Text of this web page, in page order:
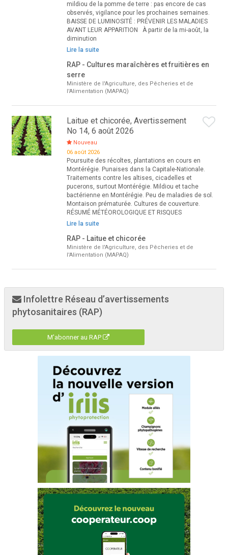
mildiou de la pomme de terre : pas encore de cas
observés, vigilance pour les prochaines semaines.
BAISSE DE LUMINOSITÉ : PRÉVENIR LES MALADIES
AVANT LEUR APPARITION À partir de la mi-août, la
diminution
Lire la suite
RAP - Cultures maraîchères et fruitières en
serre
Ministère de l'Agriculture, des Pêcheries et de
l'Alimentation (MAPAQ)
Laitue et chicorée, Avertissement
No 14, 6 août 2026
Nouveau
06 août 2026
Poursuite des récoltes, plantations en cours en
Montérégie. Punaises dans la Capitale-Nationale.
Traitements contre les altises, cicadelles et
pucerons, surtout Montérégie. Mildiou et tache
bactérienne en Montérégie. Peu de maladies de sol.
Montaison prématurée. Cultures de couverture.
RÉSUMÉ MÉTÉOROLOGIQUE ET RISQUES
Lire la suite
RAP - Laitue et chicorée
Ministère de l'Agriculture, des Pêcheries et de
l'Alimentation (MAPAQ)
Infolettre Réseau d’avertissements
phytosanitaires (RAP)
M'abonner au RAP